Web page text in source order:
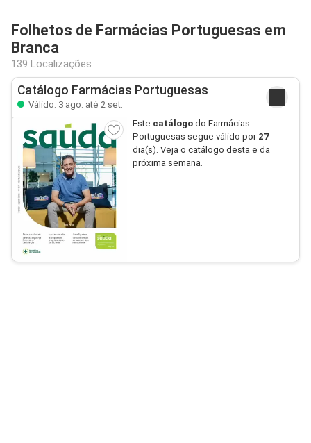
Folhetos de Farmácias Portuguesas em
Branca
139 Localizações
Catálogo Farmácias Portuguesas
Válido: 3 ago. até 2 set.
Este catálogodo Farmácias
Portuguesas segue válido por 27
dia(s). Veja o catálogo desta e da
próxima semana.